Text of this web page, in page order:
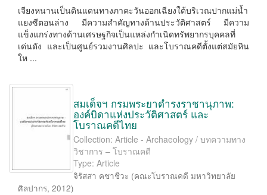
เจียงหนานเป็นดินแดนทางภาคะวันออกเฉียงใต้บริเวณปากแม่น้ำ
แยงซีตอนล่าง มีความสำคัญทางด้านประวัติศาสตร์ มีความ
แข็งแกร่งทางด้านเศรษฐกิจเป็นแหล่งกำเนิดทรัพยากรบุคคลที่
เด่นดัง และเป็นศูนย์รวมงานศิลปะ และโบราณคดีตั้งแต่สมัยหิน
ให ...
สมเด็จฯ กรมพระยาดำรงราชานุภาพ:
องค์บิดาแห่งประวัติศาสตร์ และ
โบราณคดีไทย
Collection: Article - Archaeology / บทความทาง
วิชาการ – โบราณคดี
Type: Article
จิรัสสา คชาชีวะ (คณะโบราณคดี มหาวิทยาลัย
ศิลปากร, 2012)